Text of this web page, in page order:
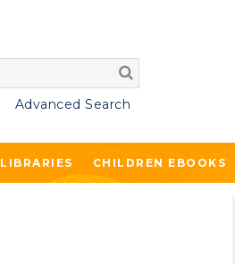
Advanced Search
LIBRARIES CHILDREN EBOOKS